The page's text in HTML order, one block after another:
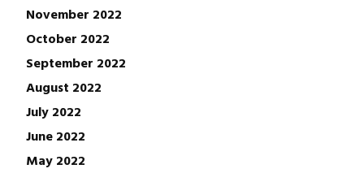
November 2022
October 2022
September 2022
August 2022
July 2022
June 2022
May 2022